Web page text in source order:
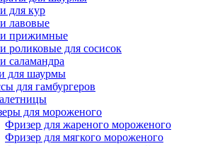
для кур
лавовые
прижимные
роликовые для сосисок
саламандра
для шаурмы
для гамбургеров
для мороженого
Фризер для жареного мороженого
Фризер для мягкого мороженого